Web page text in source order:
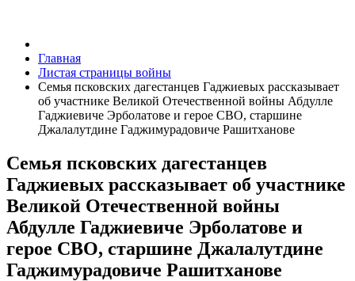
Главная
Листая страницы войны
Семья псковских дагестанцев Гаджиевых рассказывает
об участнике Великой Отечественной войны Абдулле
Гаджиевиче Эрболатове и герое СВО, старшине
Джалалутдине Гаджимурадовиче Рашитханове
Семья псковских дагестанцев
Гаджиевых рассказывает об участнике
Великой Отечественной войны
Абдулле Гаджиевиче Эрболатове и
герое СВО, старшине Джалалутдине
Гаджимурадовиче Рашитханове